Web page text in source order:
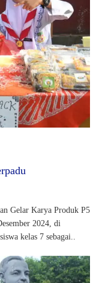
Gelar Karya Produk P5
2024, di
kelas 7 sebagai..